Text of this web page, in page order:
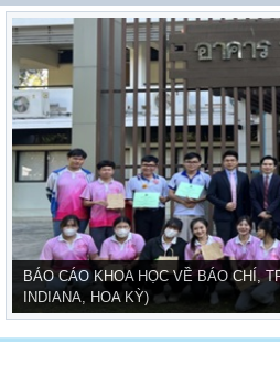
BÁO CÁO KHOA HỌC VỀ BÁO CHÍ,
INDIANA, HOA KỲ)